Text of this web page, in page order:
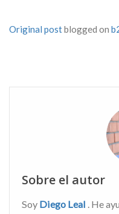
Original postblogged on
Sobre el autor
Soy Diego Leal . He